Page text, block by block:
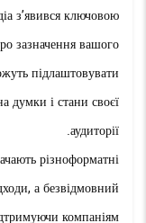
з’явився ключовою
зазначення вашого
підлаштовувати
думки і стани своєї
аудиторії.
різноформатні
а безвідмовний
компаніям